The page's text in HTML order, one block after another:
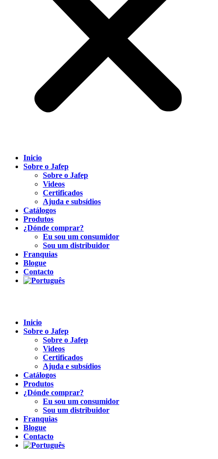
Inicio
Sobre o Jafep
Sobre o Jafep
Videos
Certificados
Ajuda e subsídios
Catálogos
Produtos
¿Dónde comprar?
Eu sou um consumidor
Sou um distribuidor
Franquias
Blogue
Contacto
Inicio
Sobre o Jafep
Sobre o Jafep
Videos
Certificados
Ajuda e subsídios
Catálogos
Produtos
¿Dónde comprar?
Eu sou um consumidor
Sou um distribuidor
Franquias
Blogue
Contacto